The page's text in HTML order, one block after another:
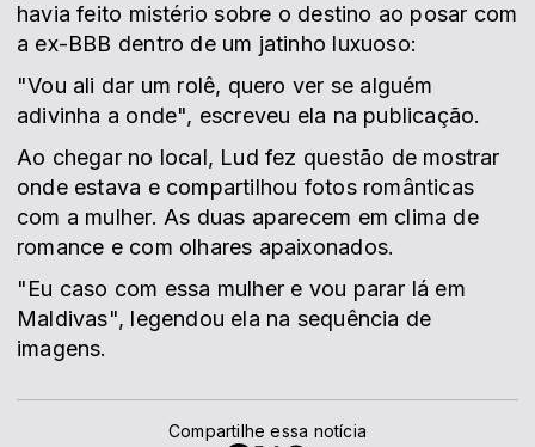
havia feito mistério sobre o destino ao posar com
a ex-BBB dentro de um jatinho luxuoso:
"Vou ali dar um rolê, quero ver se alguém
adivinha a onde", escreveu ela na publicação.
Ao chegar no local, Lud fez questão de mostrar
onde estava e compartilhou fotos românticas
com a mulher. As duas aparecem em clima de
romance e com olhares apaixonados.
"Eu caso com essa mulher e vou parar lá em
Maldivas", legendou ela na sequência de
imagens.
Compartilhe essa notícia